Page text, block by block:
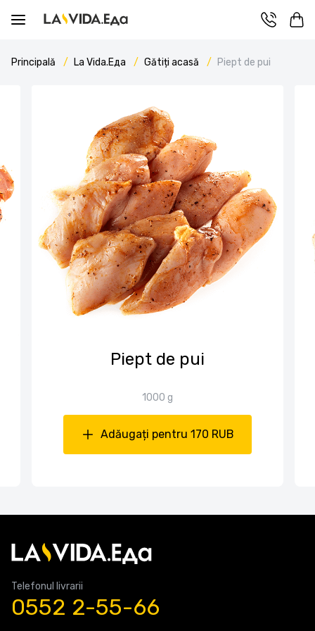
Principală La Vida.Еда Gătiți acasă Piept de pui
Piept de pui
1000 g
Adăugați pentru 170 RUB
Telefonul livrarii
0552 2-55-66